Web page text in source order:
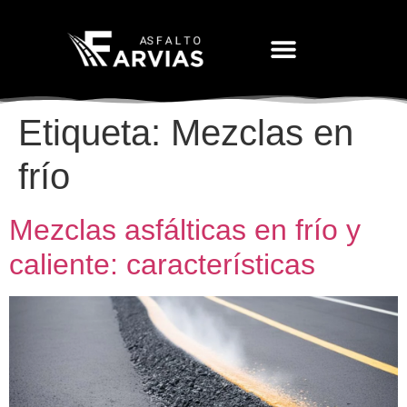
Etiqueta: Mezclas en
frío
Mezclas asfálticas en frío y
caliente: características